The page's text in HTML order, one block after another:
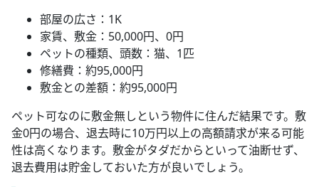
部屋の広さ：1K
家賃、敷金：50,000円、0円
ペットの種類、頭数：猫、1匹
修繕費：約95,000円
敷金との差額：約95,000円
ペット可なのに敷金無しという物件に住んだ結果です。敷
金0円の場合、退去時に10万円以上の高額請求が来る可能
性は高くなります。敷金がタダだからといって油断せず、
退去費用は貯金しておいた方が良いでしょう。